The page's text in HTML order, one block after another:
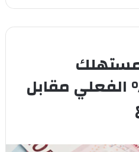
-0.2% الفعلي مقابل